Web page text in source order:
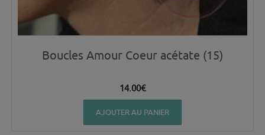
Boucles Amour Coeur acétate (15)
14.00€
AJOUTER AU PANIER